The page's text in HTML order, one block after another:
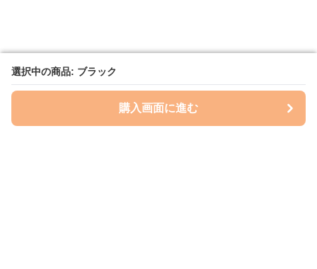
選択中の商品: ブラック
購入画面に進む
選択中の商品: ブラック
購入画面に進む